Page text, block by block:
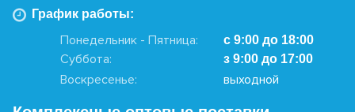
График работы:
Понедельник - Пятница: с 9:00 до 18:00
Суббота: з 9:00 до 17:00
Воскресенье: выходной